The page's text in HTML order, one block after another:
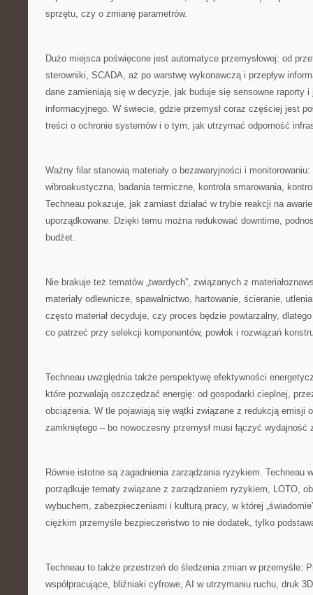
sprzętu, czy o zmianę parametrów.
Dużo miejsca poświęcone jest automatyce przemysłowej: od
sterowniki, SCADA, aż po warstwę wykonawczą i przepływ
dane zamieniają się w decyzje, jak buduje się sensowne raporty
informacyjnego. W świecie, gdzie przemysł coraz częściej jest
treści o ochronie systemów i o tym, jak utrzymać odporność
Ważny filar stanowią materiały o bezawaryjności i
wibroakustyczna, badania termiczne, kontrola smarowania,
Techneau pokazuje, jak zamiast działać w trybie reakcji na
uporządkowane. Dzięki temu można redukować downtime,
budżet.
Nie brakuje też tematów „twardych”, związanych z
materiały odlewnicze, spawalnictwo, hartowanie, ścieranie,
często materiał decyduje, czy proces będzie powtarzalny,
co patrzeć przy selekcji komponentów, powłok i rozwiązań
Techneau uwzględnia także perspektywę efektywności
które pozwalają oszczędzać energię: od gospodarki cieplnej,
obciążenia. W tle pojawiają się wątki związane z redukcją emisji
zamkniętego – bo nowoczesny przemysł musi łączyć wydajność
Równie istotne są zagadnienia zarządzania ryzykiem. Techneau
porządkuje tematy związane z zarządzaniem ryzykiem, LOTO,
wybuchem, zabezpieczeniami i kulturą pracy, w której
ciężkim przemyśle bezpieczeństwo to nie dodatek, tylko
Techneau to także przestrzeń do śledzenia zmian w przemyśle:
współpracujące, bliźniaki cyfrowe, AI w utrzymaniu ruchu, druk